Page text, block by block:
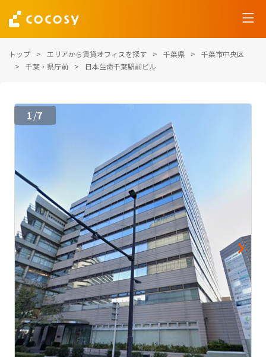
トップ エリアから賃貸オフィスを探す 千葉県
千葉市中央区
千葉・県庁前
日本生命千葉駅前ビル
1/7